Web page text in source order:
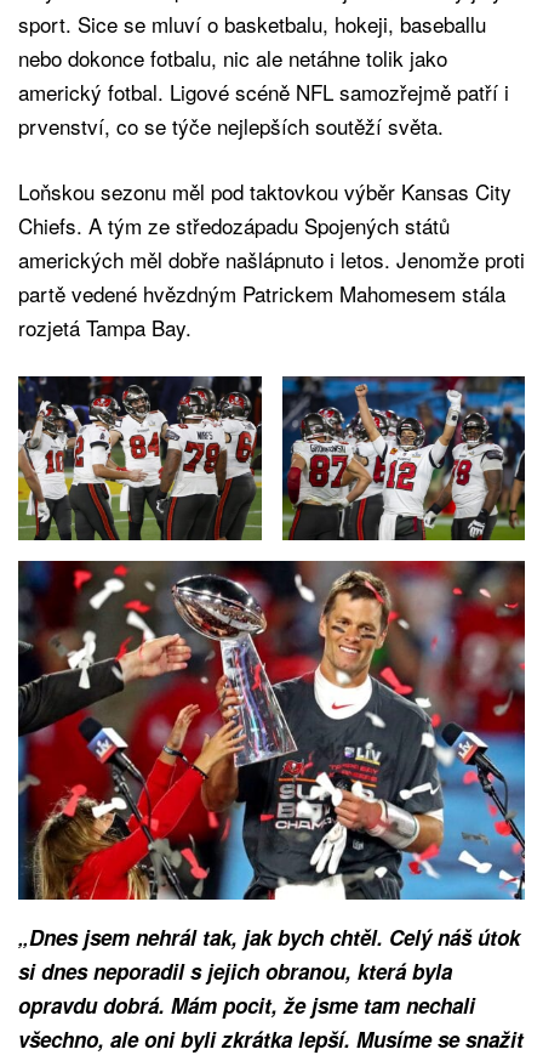
sport. Sice se mluví o basketbalu, hokeji, baseballu
nebo dokonce fotbalu, nic ale netáhne tolik jako
americký fotbal. Ligové scéně NFL samozřejmě patří i
prvenství, co se týče nejlepších soutěží světa.
Loňskou sezonu měl pod taktovkou výběr Kansas City
Chiefs. A tým ze středozápadu Spojených států
amerických měl dobře našlápnuto i letos. Jenomže proti
partě vedené hvězdným Patrickem Mahomesem stála
rozjetá Tampa Bay.
„Dnes jsem nehrál tak, jak bych chtěl. Celý náš útok
si dnes neporadil s jejich obranou, která byla
opravdu dobrá. Mám pocit, že jsme tam nechali
všechno, ale oni byli zkrátka lepší. Musíme se snažit